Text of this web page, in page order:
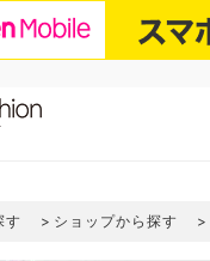
す ショップから探す